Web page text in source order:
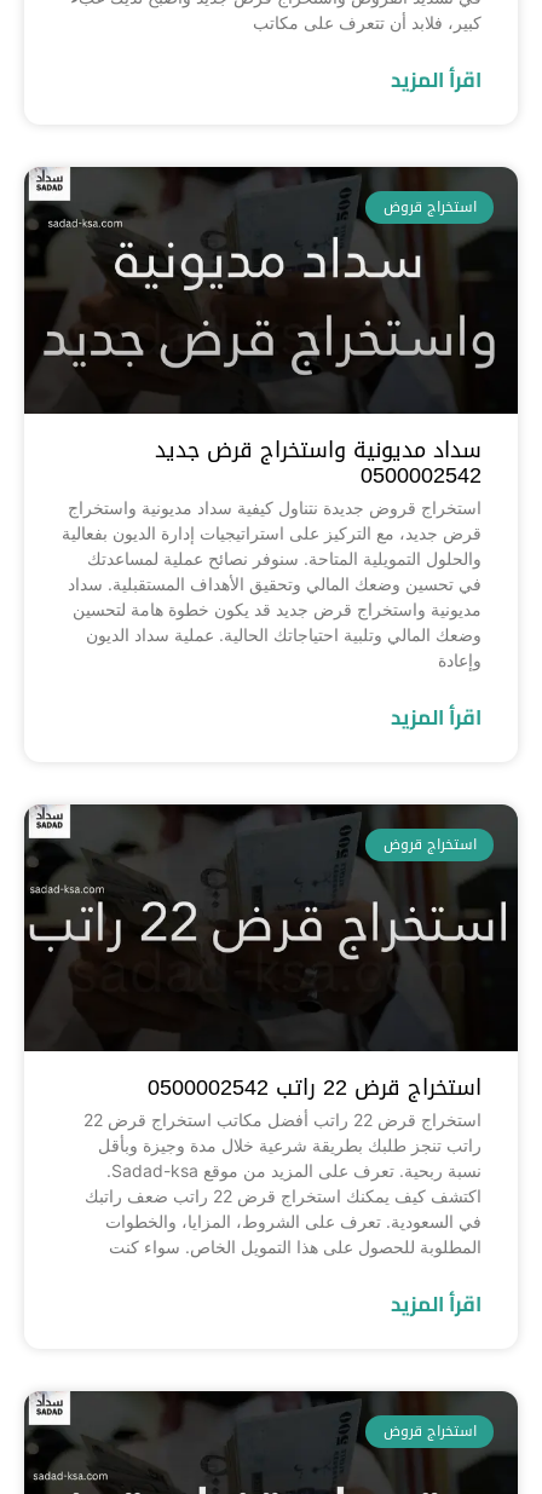
كبير، فلابد أن تتعرف على مكاتب
اقرأ المزيد
استخراج قروض
سداد مديونية واستخراج قرض جديد
0500002542
استخراج قروض جديدة نتناول كيفية سداد مديونية واستخراج
قرض جديد، مع التركيز على استراتيجيات إدارة الديون بفعالية
والحلول التمويلية المتاحة. سنوفر نصائح عملية لمساعدتك
في تحسين وضعك المالي وتحقيق الأهداف المستقبلية. سداد
مديونية واستخراج قرض جديد قد يكون خطوة هامة لتحسين
وضعك المالي وتلبية احتياجاتك الحالية. عملية سداد الديون
وإعادة
اقرأ المزيد
استخراج قروض
استخراج قرض 22 راتب 0500002542
استخراج قرض 22 راتب أفضل مكاتب استخراج قرض 22
راتب تنجز طلبك بطريقة شرعية خلال مدة وجيزة وبأقل
نسبة ربحية. تعرف على المزيد من موقع Sadad-ksa.
اكتشف كيف يمكنك استخراج قرض 22 راتب ضعف راتبك
في السعودية. تعرف على الشروط، المزايا، والخطوات
المطلوبة للحصول على هذا التمويل الخاص. سواء كنت
اقرأ المزيد
استخراج قروض